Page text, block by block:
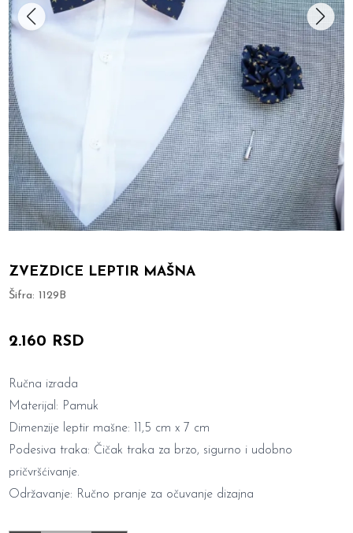
ZVEZDICE LEPTIR MAŠNA
Šifra:1129B
2.160 RSD
Ručna izrada
Materijal: Pamuk
Dimenzije leptir mašne: 11,5 cm x 7 cm
Podesiva traka: Čičak traka za brzo, sigurno i udobno
pričvršćivanje.
Održavanje: Ručno pranje za očuvanje dizajna